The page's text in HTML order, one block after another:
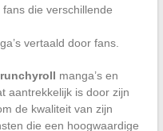
die verschillende
vertaald door fans.
manga’s en
aantrekkelijk is door zijn
de kwaliteit van zijn
die een hoogwaardige